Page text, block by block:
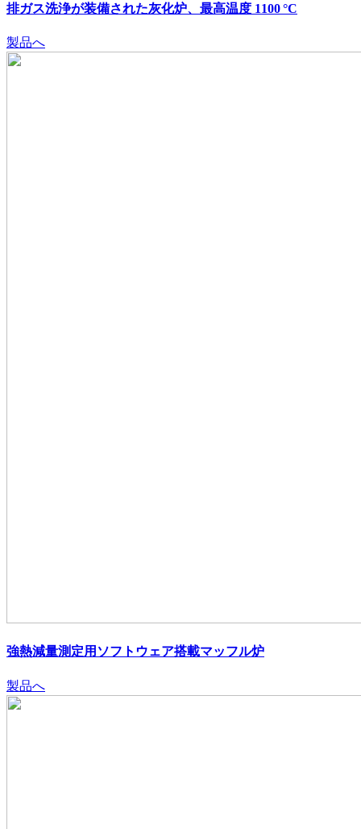
排ガス洗浄が装備された灰化炉、最高温度 1100 °C
製品へ
強熱減量測定用ソフトウェア搭載マッフル炉
製品へ